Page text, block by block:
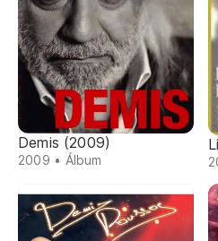
Demis (2009)
2009 • Álbum